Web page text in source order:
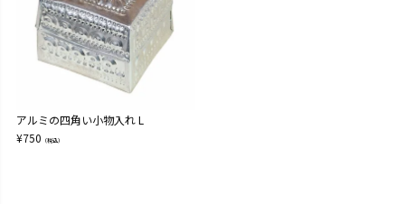
アルミの四角い小物入れ L
¥750 （税込）